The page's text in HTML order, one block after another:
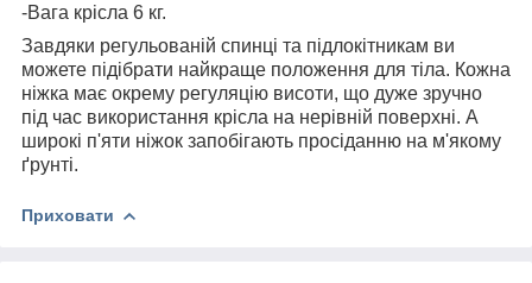
-Вага крісла 6 кг.
Завдяки регульованій спинці та підлокітникам ви
можете підібрати найкраще положення для тіла. Кожна
ніжка має окрему регуляцію висоти, що дуже зручно
під час використання крісла на нерівній поверхні. А
широкі п'яти ніжок запобігають просіданню на м'якому
ґрунті.
Приховати